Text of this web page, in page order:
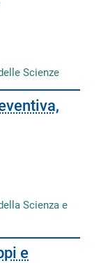
Scienze
Scienza e
e